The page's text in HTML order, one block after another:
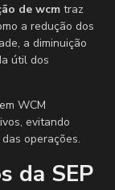
de wcm traz
a redução dos
a diminuição
útil dos
WCM
evitando
operações.
da SEP